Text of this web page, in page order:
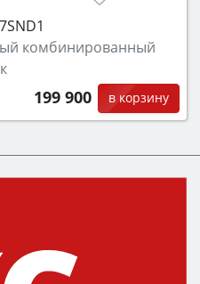
комбинированный
199 900 в корзину